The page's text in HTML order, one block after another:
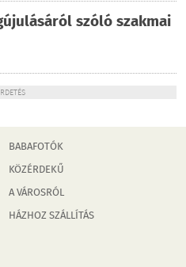
szóló szakmai
BABAFOTÓK
KÖZÉRDEKŰ
A VÁROSRÓL
HÁZHOZ SZÁLLÍTÁS